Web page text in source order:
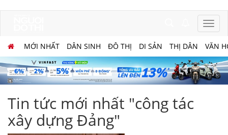
MỚI NHẤT DÂN SINH ĐÔ THỊ DI SẢN THỊ DÂN VĂN
Tin tức mới nhất "công tác
xây dựng Đảng"